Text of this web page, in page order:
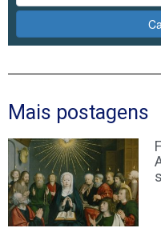
Mais postagens